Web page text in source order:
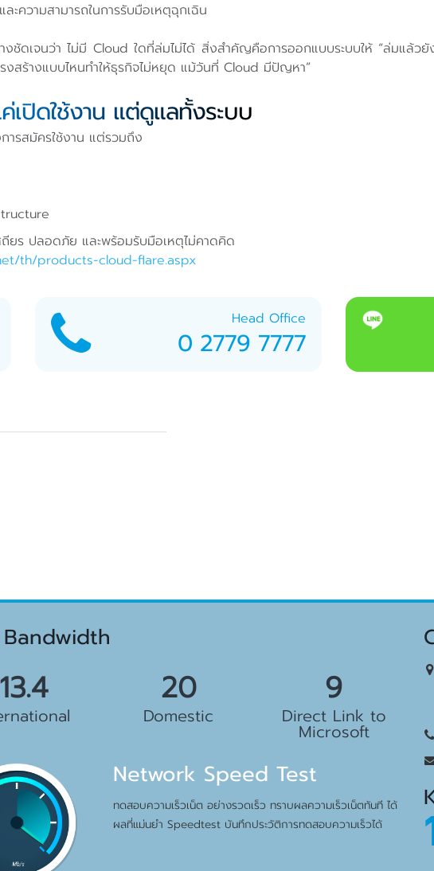
ความสามารถในการรับมือเหตุฉุกเฉิน
ดเจนว่า ไม่มี Cloud ใดที่ล่มไม่ได้ สิ่งสำคัญคือการออกแบบระบบให้ “ล่มแล้วยั
รงสร้างแบบไหนทำให้ธุรกิจไม่หยุด แม้วันที่ Cloud มีปัญหา”
เปิดใช้งาน แต่ดูแลทั้งระบบ
ารสมัครใช้งาน แต่รวมถึง
ยร ปลอดภัย และพร้อมรับมือเหตุไม่คาดคิด
th/products-cloud-flare.aspx
Head Office
0 2779 7777
Bandwidth
Gbps 23 Gbps
Domestic
10 Gbps
Direct Link to
Microsoft
Network Speed Test
ทดสอบความเร็วเน็ต อย่างรวดเร็ว ทราบผลความเร็วเน็ตทันที ได้
ผลที่แม่นยำ Speedtest บันทึกประวัติการทดสอบความเร็วได้